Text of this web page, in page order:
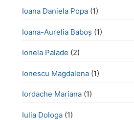
Ioana Daniela Popa (1)
Ioana-Aurelia Baboș (1)
Ionela Palade (2)
Ionescu Magdalena (1)
Iordache Mariana (1)
Iulia Dologa (1)